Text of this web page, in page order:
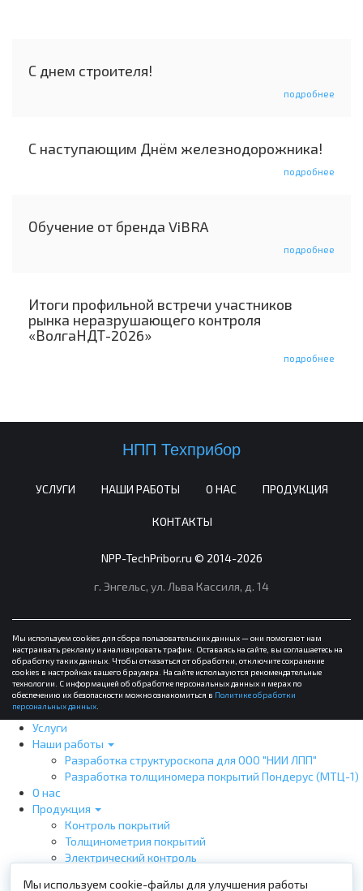
С днем строителя!
подробнее
С наступающим Днём железнодорожника!
подробнее
Обучение от бренда ViBRA
подробнее
Итоги профильной встречи участников
рынка неразрушающего контроля
«ВолгаНДТ-2026»
подробнее
НПП Техприбор
УСЛУГИ НАШИ РАБОТЫ О НАС ПРОДУКЦИЯ
КОНТАКТЫ
NPP-TechPribor.ru © 2014-2026
г. Энгельс, ул. Льва Кассиля, д. 14
Мы используем cookies для сбора пользовательских данных — они помогают нам
настраивать рекламу и анализировать трафик. Оставаясь на сайте, вы соглашаетесь на
обработку таких данных. Чтобы отказаться от обработки, отключите сохранение
cookies в настройках вашего браузера. На сайте используются рекомендательные
технологии. С информацией об обработке персональных данных и мерах по
обеспечению их безопасности можно ознакомиться в Политике обработки
персональных данных
Услуги
Наши работы
Разработка структуроскопа для ООО "НИИ ЛПП"
Разработка толщиномера покрытий Пондерус (МТЦ-1)
О нас
Продукция
Контроль покрытий
Толщинометрия покрытий
Электрический контроль
Мы используем cookie-файлы для улучшения работы